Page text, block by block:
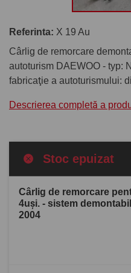
Referinta: X 19 Au
Cârlig de remorcare
autoturism DAEWOO - typ:
fabricaţie a autoturismului:
Descrierea completă a
Stoc epuizat
Cârlig de remorcare
4uşi. - sistem
2004